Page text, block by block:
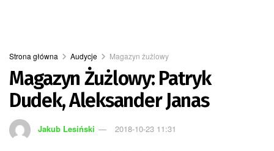
Strona główna Audycje Magazyn żużlowy
Magazyn Żużlowy: Patryk
Dudek, Aleksander Janas
Jakub Lesiński 2018-10-23 11:31